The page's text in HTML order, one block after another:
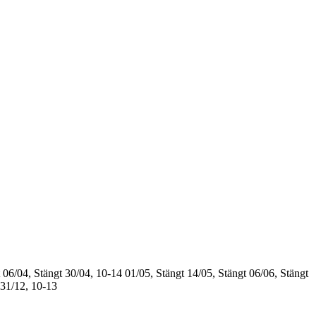
06/04, Stängt 30/04, 10-14 01/05, Stängt 14/05, Stängt 06/06, Stängt
31/12, 10-13